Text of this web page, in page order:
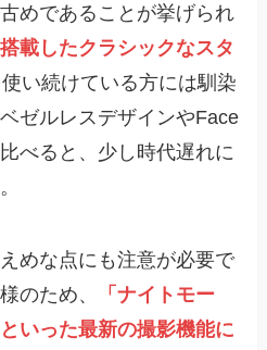
めであることが挙げられ
載したクラシックなスタ
い続けている方には馴染
ゼルレスデザインやFace
べると、少し時代遅れに
めな点にも注意が必要で
のため、
「ナイトモー
いった最新の撮影機能に